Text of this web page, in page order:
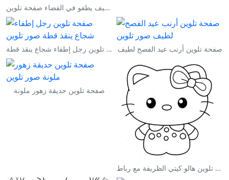
رائد فضاء لطيف يطفو في الفضاء صفحة تلوين
صفحة تلوين رجل إطفاء شجاع ينقذ قطة صفحة تلوين أرنب عيد الفصح لطيف
صفحة تلوين حديقة زهور ملونة
صفحة تلوين هالو كيتي الظريفة مع رباط